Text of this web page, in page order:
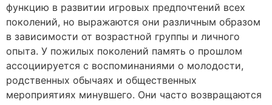
функцию в развитии игровых предпочтений всех
поколений, но выражаются они различным образом
в зависимости от возрастной группы и личного
опыта. У пожилых поколений память о прошлом
ассоциируется с воспоминаниями о молодости,
родственных обычаях и общественных
мероприятиях минувшего. Они часто возвращаются